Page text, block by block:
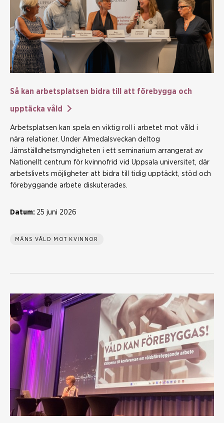
Så kan arbetsplatsen bidra till att förebygga och
upptäcka våld
Arbetsplatsen kan spela en viktig roll i arbetet mot våld i
nära relationer. Under Almedalsveckan deltog
Jämställdhetsmyndigheten i ett seminarium arrangerat av
Nationellt centrum för kvinnofrid vid Uppsala universitet, där
arbetslivets möjligheter att bidra till tidig upptäckt, stöd och
förebyggande arbete diskuterades.
Datum: 25 juni 2026
MÄNS VÅLD MOT KVINNOR